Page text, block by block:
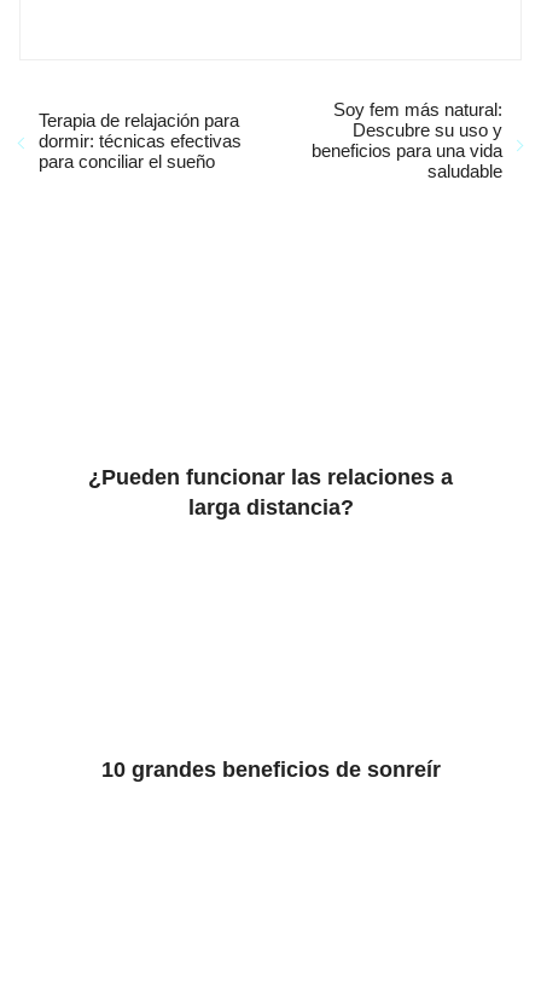
Terapia de relajación para
dormir: técnicas efectivas
para conciliar el sueño
Soy fem más natural:
Descubre su uso y
beneficios para una vida
saludable
¿Pueden funcionar las relaciones a
larga distancia?
10 grandes beneficios de sonreír